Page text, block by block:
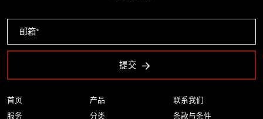
首页
服务
产品
分类
联系我们
条款与条件
提交